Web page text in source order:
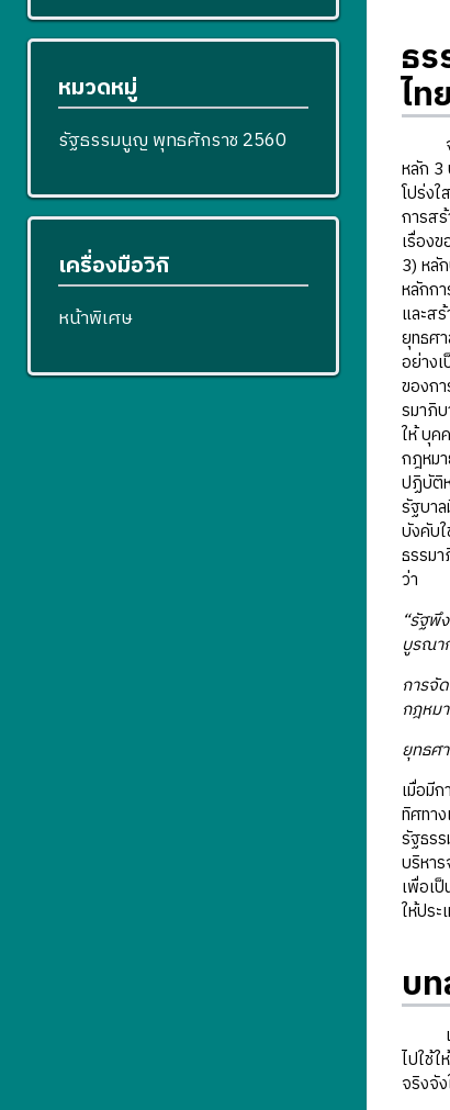
ธ
ไ
จาก
หลัก 3
โปร่ง
การส
เรื่อง
3) หลั
หลักก
และส
ยุทธศ
อย่าง
ของก
รมาภิ
ให้ บุค
กฎหม
ปฏิบัติ
รัฐบา
บังคับ
ธรรม
ว่า
“รัฐพึ
บูรณา
การจั
กฎหม
ยุทธศ
เมื่อมี
ทิศทา
รัฐธร
บริหา
เพื่อเ
ให้ปร
บ
แม้ก
ไปใช้
จริงจั
หมวดหมู่
รัฐธรรมนูญ พุทธศักราช 2560
เครื่องมือวิกิ
หน้าพิเศษ